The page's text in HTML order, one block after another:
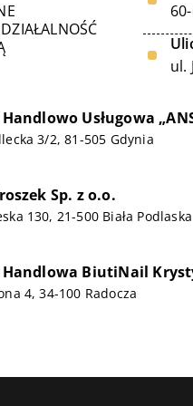
ul.
Usługowa
3/2, 81-505 Gdynia
Sp. z o.o.
130, 21-500 Biała Podlaska
BiutiNail
4, 34-100 Radocza